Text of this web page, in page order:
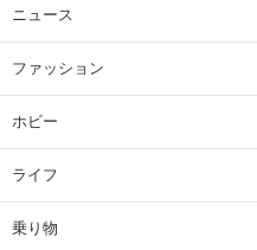
ニュース
ファッション
ホビー
ライフ
乗り物